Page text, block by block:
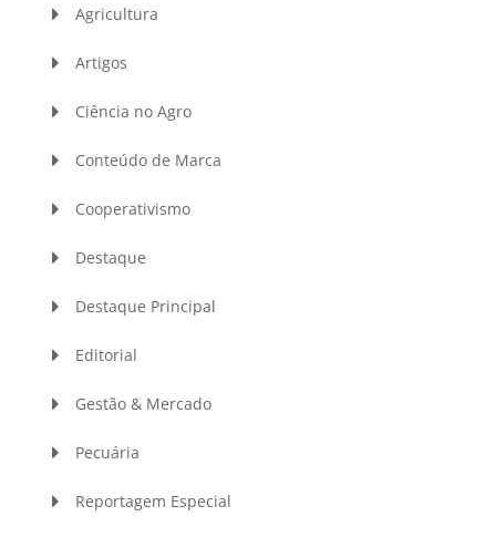
Agricultura
Artigos
Ciência no Agro
Conteúdo de Marca
Cooperativismo
Destaque
Destaque Principal
Editorial
Gestão & Mercado
Pecuária
Reportagem Especial